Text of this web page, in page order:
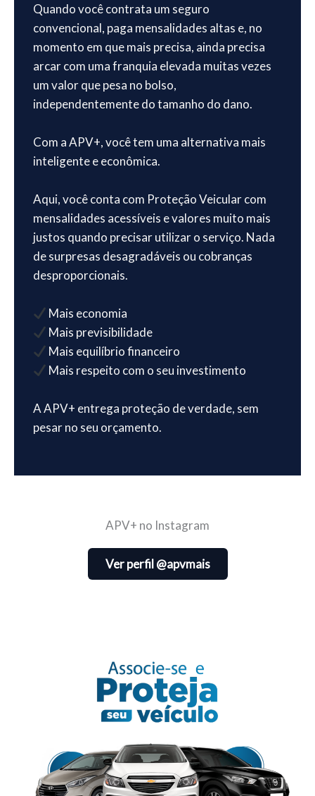
Quando você contrata um seguro
convencional, paga mensalidades altas e, no
momento em que mais precisa, ainda precisa
arcar com uma franquia elevada muitas vezes
um valor que pesa no bolso,
independentemente do tamanho do dano.
Com a APV+, você tem uma alternativa mais
inteligente e econômica.
Aqui, você conta com Proteção Veicular com
mensalidades acessíveis e valores muito mais
justos quando precisar utilizar o serviço. Nada
de surpresas desagradáveis ou cobranças
desproporcionais.
Mais economia
Mais previsibilidade
Mais equilíbrio financeiro
Mais respeito com o seu investimento
A APV+ entrega proteção de verdade, sem
pesar no seu orçamento.
APV+ no Instagram
Ver perfil @apvmais